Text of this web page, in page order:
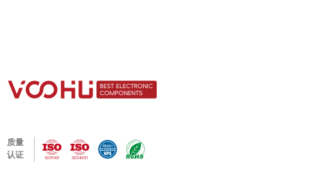
质量
认证